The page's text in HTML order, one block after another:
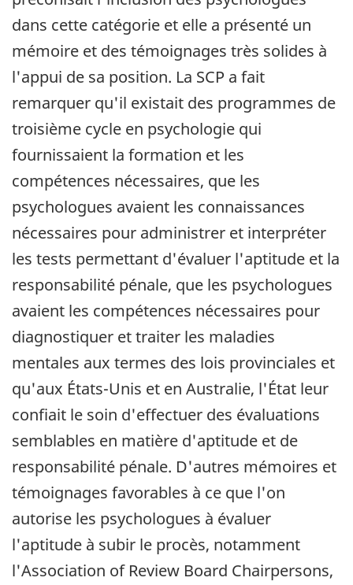
dans cette catégorie et elle a présenté un
mémoire et des témoignages très solides à
l'appui de sa position. La SCP a fait
remarquer qu'il existait des programmes de
troisième cycle en psychologie qui
fournissaient la formation et les
compétences nécessaires, que les
psychologues avaient les connaissances
nécessaires pour administrer et interpréter
les tests permettant d'évaluer l'aptitude et la
responsabilité pénale, que les psychologues
avaient les compétences nécessaires pour
diagnostiquer et traiter les maladies
mentales aux termes des lois provinciales et
qu'aux États-Unis et en Australie, l'État leur
confiait le soin d'effectuer des évaluations
semblables en matière d'aptitude et de
responsabilité pénale. D'autres mémoires et
témoignages favorables à ce que l'on
autorise les psychologues à évaluer
l'aptitude à subir le procès, notamment
l'Association of Review Board Chairpersons,